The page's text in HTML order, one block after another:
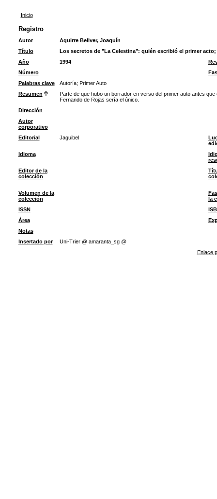
Inicio
Registro
Autor
Aguirre Bellver, Joaquín
Título
Los secretos de "La Celestina": quién escribió el primer
Año
1994
Número
Palabras clave
Autoría; Primer Auto
Resumen
Parte de que hubo un borrador en verso del primer auto antes
Fernando de Rojas sería el único.
Dirección
Autor
corporativo
Editorial
Jaguibel
Idioma
Editor de la
colección
Volumen de la
colección
la
ISSN
Área
Notas
Insertado por
Uni-Trier @ amaranta_sg @
Enlace